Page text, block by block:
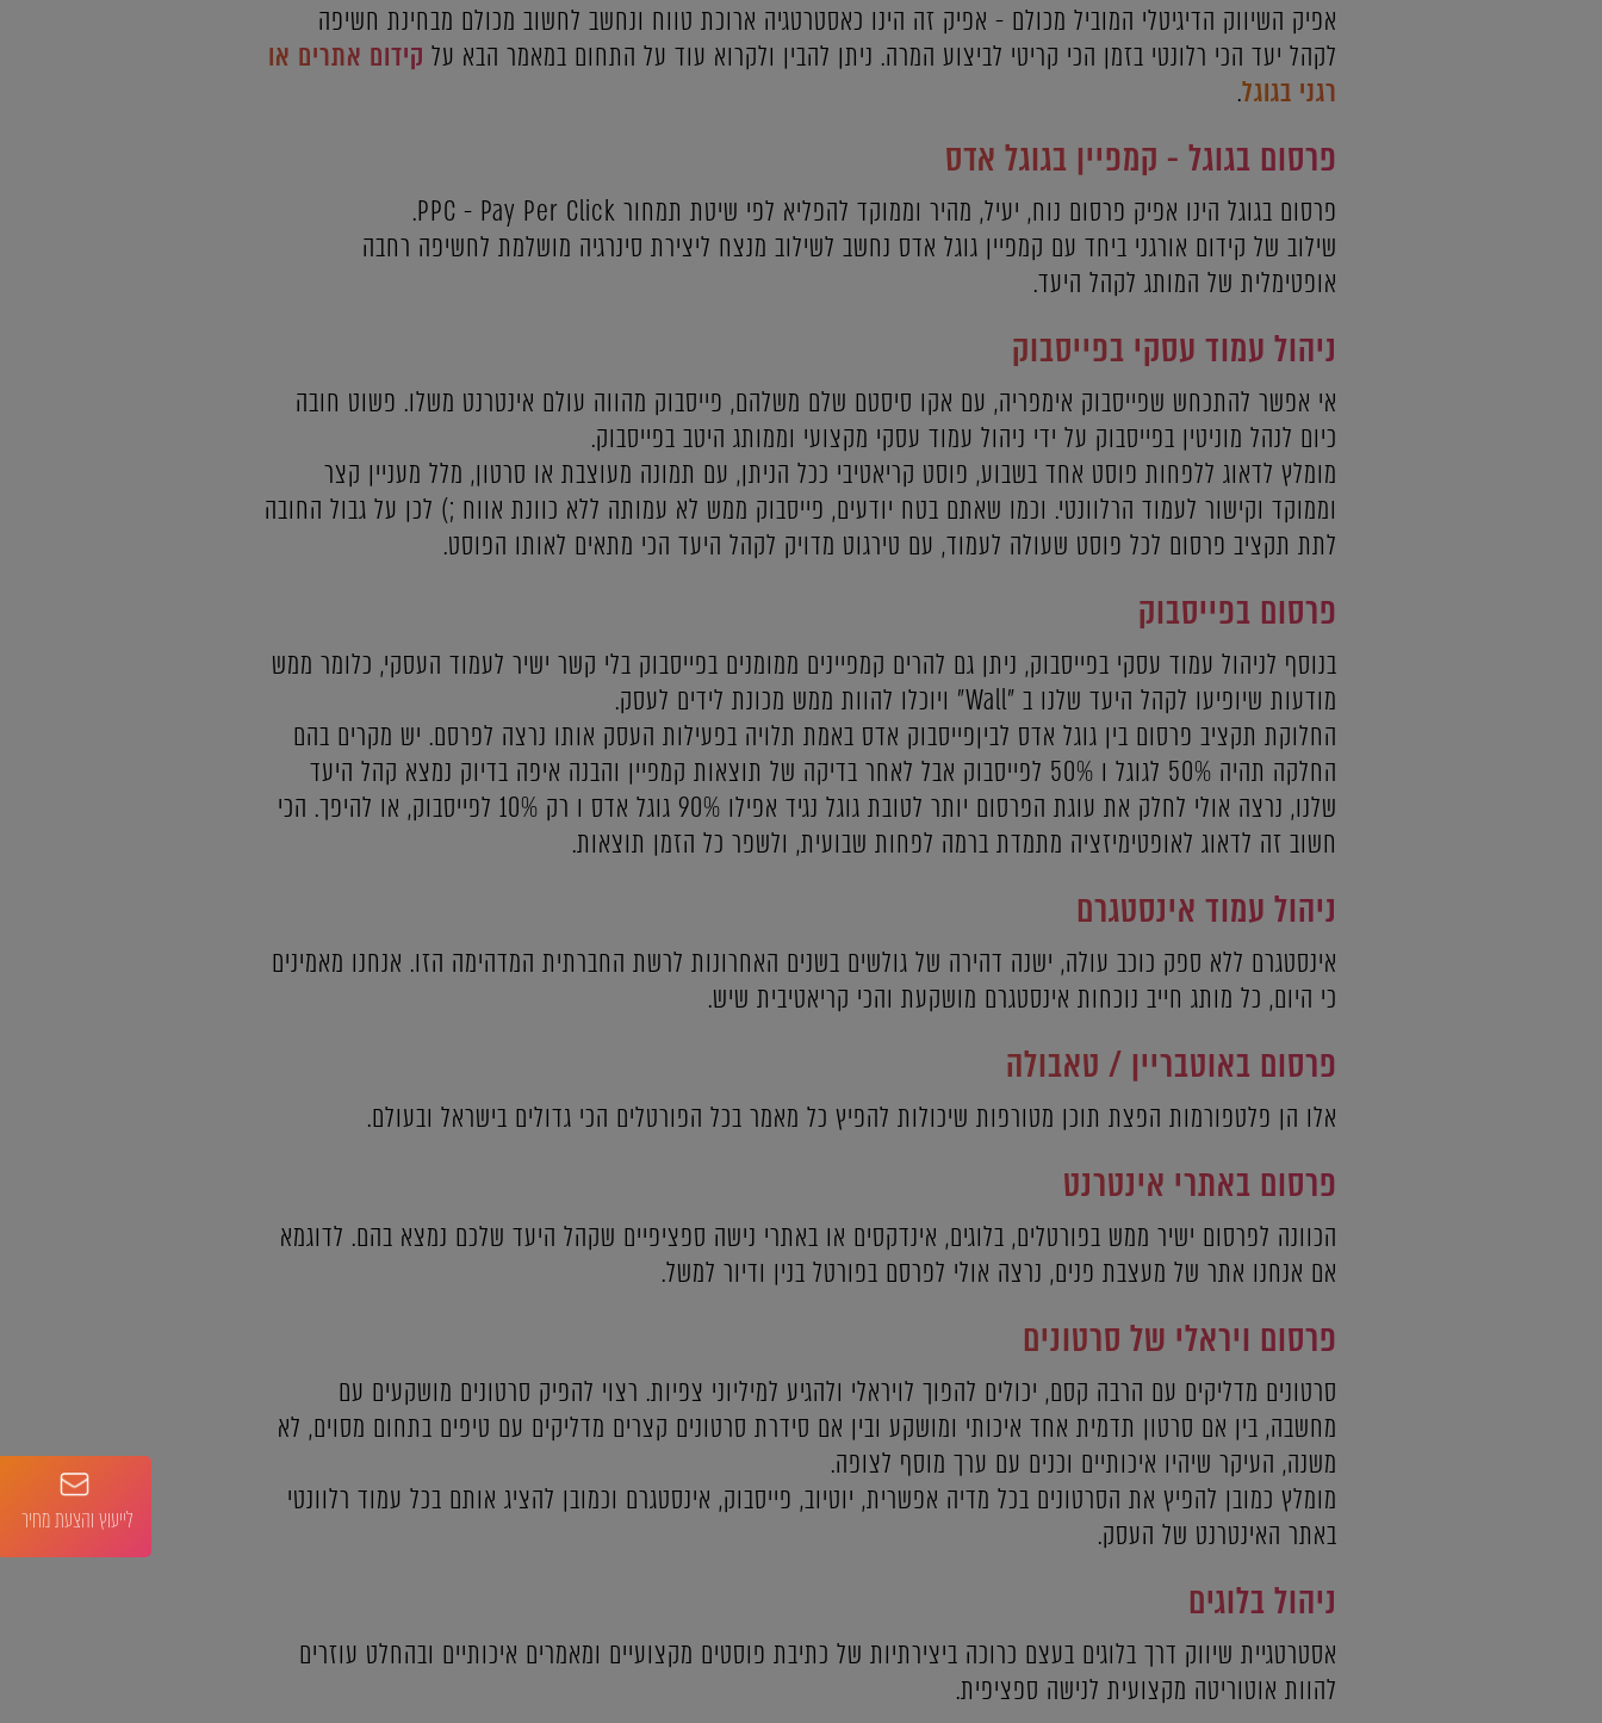
אפיק השיווק הדיגיטלי המוביל מכולם - אפיק זה הינו כאסטרטגיה ארוכת טווח ונחשב לחשוב מכולם מבחינת חשיפה
לקהל יעד הכי רלונטי בזמן הכי קריטי לביצוע המרה. ניתן להבין ולקרוא עוד על התחום במאמר הבא על קידום אתרים או
רגני בגוגל.
פרסום בגוגל - קמפיין בגוגל אדס
פרסום בגוגל הינו אפיק פרסום נוח, יעיל, מהיר וממוקד להפליא לפי שיטת תמחור PPC - Pay Per Click.
שילוב של קידום אורגני ביחד עם קמפיין גוגל אדס נחשב לשילוב מנצח ליצירת סינרגיה מושלמת לחשיפה רחבה
אופטימלית של המותג לקהל היעד.
ניהול עמוד עסקי בפייסבוק
אי אפשר להתכחש שפייסבוק אימפריה, עם אקו סיסטם שלם משלהם, פייסבוק מהווה עולם אינטרנט משלו. פשוט חובה
כיום לנהל מוניטין בפייסבוק על ידי ניהול עמוד עסקי מקצועי וממותג היטב בפייסבוק.
מומלץ לדאוג ללפחות פוסט אחד בשבוע, פוסט קריאטיבי ככל הניתן, עם תמונה מעוצבת או סרטון, מלל מעניין קצר
וממוקד וקישור לעמוד הרלוונטי. וכמו שאתם בטח יודעים, פייסבוק ממש לא עמותה ללא כוונת אווח ;) לכן על גבול החובה
לתת תקציב פרסום לכל פוסט שעולה לעמוד, עם טירגוט מדויק לקהל היעד הכי מתאים לאותו הפוסט.
פרסום בפייסבוק
בנוסף לניהול עמוד עסקי בפייסבוק, ניתן גם להרים קמפיינים ממומנים בפייסבוק בלי קשר ישיר לעמוד העסקי, כלומר ממש
מודעות שיופיעו לקהל היעד שלנו ב "Wall" ויוכלו להוות ממש מכונת לידים לעסק.
החלוקת תקציב פרסום בין גוגל אדס לביןפייסבוק אדס באמת תלויה בפעילות העסק אותו נרצה לפרסם. יש מקרים בהם
החלקה תהיה 50% לגוגל ו 50% לפייסבוק אבל לאחר בדיקה של תוצאות קמפיין והבנה איפה בדיוק נמצא קהל היעד
שלנו, נרצה אולי לחלק את עוגת הפרסום יותר לטובת גוגל נגיד אפילו 90% גוגל אדס ו רק 10% לפייסבוק, או להיפך. הכי
חשוב זה לדאוג לאופטימיזציה מתמדת ברמה לפחות שבועית, ולשפר כל הזמן תוצאות.
ניהול עמוד אינסטגרם
אינסטגרם ללא ספק כוכב עולה, ישנה דהירה של גולשים בשנים האחרונות לרשת החברתית המדהימה הזו. אנחנו מאמינים
כי היום, כל מותג חייב נוכחות אינסטגרם מושקעת והכי קריאטיבית שיש.
פרסום באוטבריין / טאבולה
אלו הן פלטפורמות הפצת תוכן מטורפות שיכולות להפיץ כל מאמר בכל הפורטלים הכי גדולים בישראל ובעולם.
פרסום באתרי אינטרנט
הכוונה לפרסום ישיר ממש בפורטלים, בלוגים, אינדקסים או באתרי נישה ספציפיים שקהל היעד שלכם נמצא בהם. לדוגמא
אם אנחנו אתר של מעצבת פנים, נרצה אולי לפרסם בפורטל בנין ודיור למשל.
פרסום ויראלי של סרטונים
סרטונים מדליקים עם הרבה קסם, יכולים להפוך לויראלי ולהגיע למיליוני צפיות. רצוי להפיק סרטונים מושקעים עם
מחשבה, בין אם סרטון תדמית אחד איכותי ומושקע ובין אם סידרת סרטונים קצרים מדליקים עם טיפים בתחום מסוים, לא
משנה, העיקר שיהיו איכותיים וכנים עם ערך מוסף לצופה.
מומלץ כמובן להפיץ את הסרטונים בכל מדיה אפשרית, יוטיוב, פייסבוק, אינסטגרם וכמובן להציג אותם בכל עמוד רלוונטי
באתר האינטרנט של העסק.
ניהול בלוגים
אסטרטגיית שיווק דרך בלוגים בעצם כרוכה ביצירתיות של כתיבת פוסטים מקצועיים ומאמרים איכותיים ובהחלט עוזרים
להוות אוטוריטה מקצועית לנישה ספציפית.
לייעוץ והצעת מחיר